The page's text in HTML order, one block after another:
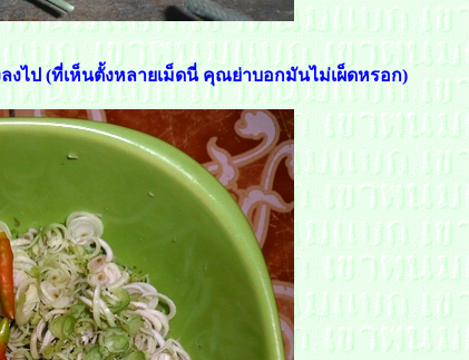
งไป (ที่เห็นตั้งหลายเม็ดนี่ คุณย่าบอกมันไม่เผ็ดหรอก)